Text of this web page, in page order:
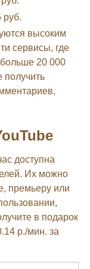
руб.
высоким
сервисы, где
20 000
получить
доступна
Их можно
премьеру или
в подарок
р./мин. за